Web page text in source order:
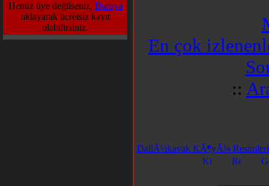
Henüz üye değilseniz, Buraya
tıklayarak ücretsiz kayıt
olabilirsiniz.
En çok
::
DallÃ½kavak KÃ¶yÃ¼ Resimleri